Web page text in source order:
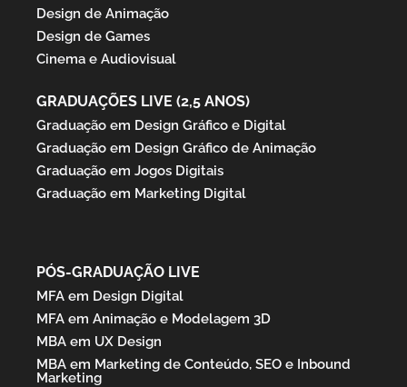
Design de Animação
Design de Games
Cinema e Audiovisual
GRADUAÇÕES LIVE (2,5 ANOS)
Graduação em Design Gráfico e Digital
Graduação em Design Gráfico de Animação
Graduação em Jogos Digitais
Graduação em Marketing Digital
PÓS-GRADUAÇÃO LIVE
MFA em Design Digital
MFA em Animação e Modelagem 3D
MBA em UX Design
MBA em Marketing de Conteúdo, SEO e Inbound
Marketing